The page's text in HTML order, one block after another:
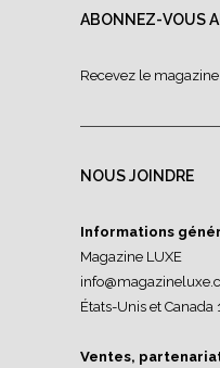
ABONNEZ-VOUS
Recevez le
NOUS JOINDRE
Informations
Magazine LUXE
États-Unis et
Ventes,